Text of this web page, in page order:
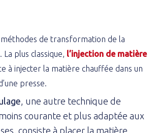
méthodes de transformation de la
plus classique, l’injection de matière
à injecter la matière chauffée dans un
presse.
, une autre technique de
courante et plus adaptée aux
consiste à placer la matière